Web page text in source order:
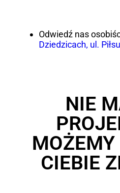
Odwiedź nas
Dziedzicach, ul.
NIE
MOŻEMY
CIEBIE